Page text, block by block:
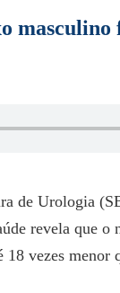
de Urologia
revela que o
vezes